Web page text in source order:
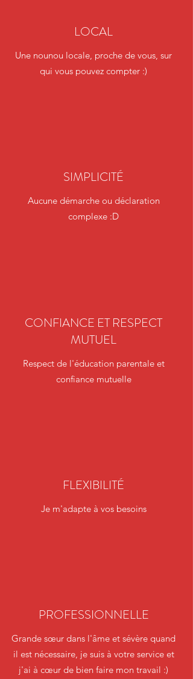
LOCAL
Une nounou locale, proche de vous, sur
qui vous pouvez compter :)
SIMPLICITÉ
Aucune démarche ou déclaration
complexe :D
CONFIANCE ET RESPECT
MUTUEL
Respect de l'éducation parentale et
confiance mutuelle
FLEXIBILITÉ
Je m'adapte à vos besoins
PROFESSIONNELLE
Grande sœur dans l'âme et sévère quand
il est nécessaire, je suis à votre service et
j'ai à cœur de bien faire mon travail :)